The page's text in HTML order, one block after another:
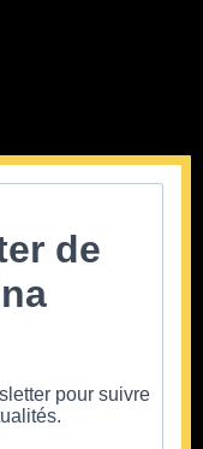
Team Building
de
pour suivre